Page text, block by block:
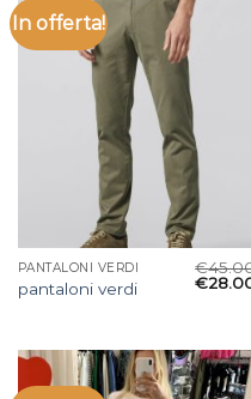
In offerta!
PANTALONI VERDI
pantaloni verdi
€
€